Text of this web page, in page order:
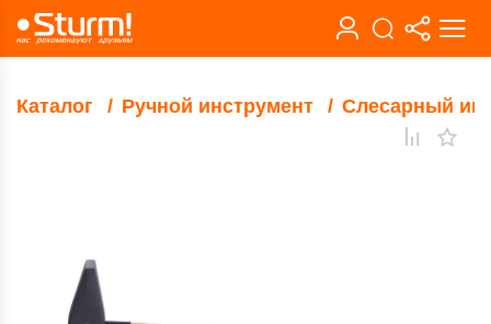
Каталог Ручной инструмент Слесарный